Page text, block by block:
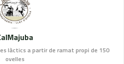
làctics a partir de ramat propi de 150
ovelles